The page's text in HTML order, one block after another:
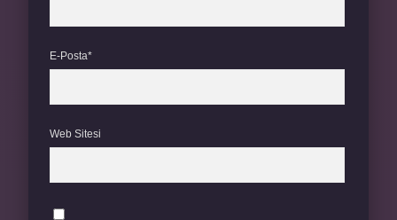
E-Posta*
Web Sitesi